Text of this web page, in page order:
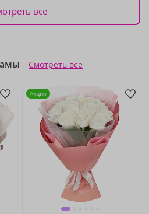
все
Смотреть все
Акция